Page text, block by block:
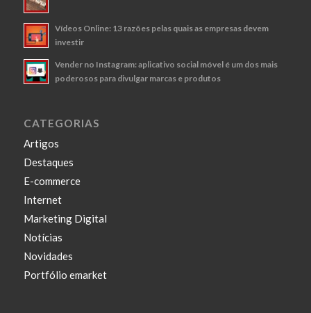
Vídeos Online: 13 razões pelas quais as empresas devem
investir
Vender no Instagram: aplicativo social móvel é um dos mais
poderosos para divulgar marcas e produtos
CATEGORIAS
Artigos
Destaques
E-commerce
Internet
Marketing Digital
Notícias
Novidades
Portfólio emarket